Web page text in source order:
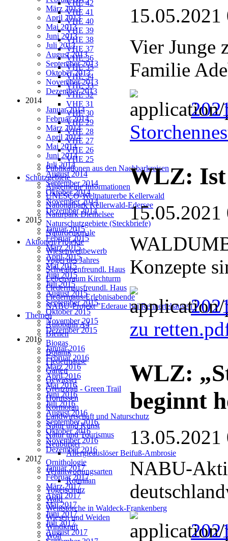
VHE 42
VHE 41
VHE 40
VHE 39
VHE 38
VHE 37
VHE 36
VHE 35
VHE 34
VHE 33
VHE 32
VHE 31
VHE 30
VHE 29
VHE 28
VHE 27
VHE 26
VHE 25
Publikationen aus den Nachbarkreisen
Schutzgebiete
Allgemeine Informationen
UNESCO-Weltnaturerbe Kellerwald
Nationalpark Kellerwald-Edersee
Naturpark Diemelsee
Naturschutzgebiete (Steckbriefe)
Naturdenkmale
Aktionen/Projekte
Wiesenwettbewerb
Vogel des Jahres
Schwalbenfreundl. Haus
Lebensraum Kirchturm
Fledermausfreundl. Haus
Fledermaus-Erlebnisabende
NABU-Projekt "Ederaue bei Rennertehausen"
Themen
Autobahn A4
Bienen
Biogas
Botanik
Fledermäuse
Garten
Gewässer
Grenztrail - Green Trail
Hornissen
Kormoran
Landwirtschaft und Naturschutz
Natur und Kunst
Natur und Tourismus
Neubürger
Allergieauslöser Beifuß-Ambrosie
Ornithologie
Verantwortungsarten
Rotmilan
Vogelschutz
Wald
Weißstörche in Waldeck-Frankenberg
Wiesen und Weiden
Windkraft
Wolf
März 2013
April 2013
Mai 2013
Juni 2013
Juli 2013
August 2013
September 2013
Oktober 2013
November 2013
Dezember 2013
2014
Januar 2014
Februar 2014
März 2014
April 2014
Mai 2014
Juni 2014
Juli 2014
August 2014
September 2014
Oktober 2014
November 2014
Dezember 2014
2015
Januar 2015
Februar 2015
März 2015
April 2015
Mai 2015
Juni 2015
Juli 2015
August 2015
September 2015
Oktober 2015
November 2015
Dezember 2015
2016
Januar 2016
Februar 2016
März 2016
April 2016
Mai 2016
Juni 2016
Juli 2016
August 2016
September 2016
Oktober 2016
November 2016
Dezember 2016
2017
Januar 2017
Februar 2017
März 2017
April 2017
Mai 2017
Juni 2017
Juli 2017
August 2017
15.05.2021
Vier Junge
Familie
WLZ: Ist
15.05.2021
Konzepte
zu
WLZ:
beginnt
13.05.2021
NABU-